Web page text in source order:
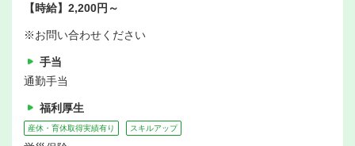
【時給】2,200円～
※お問い合わせください
手当
通勤手当
福利厚生
産休・育休取得実績有り スキルアップ